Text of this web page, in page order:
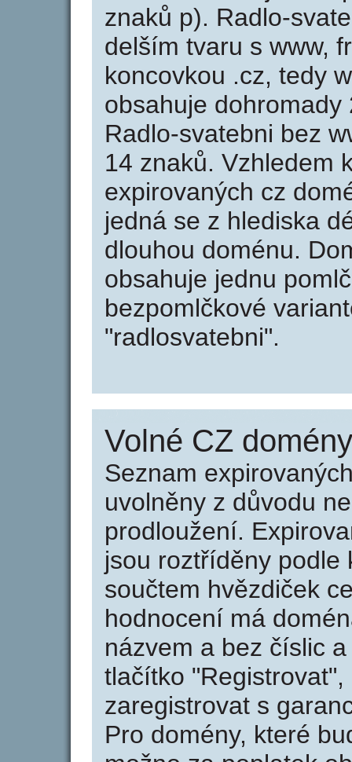
znaků p). Radlo-
delším tvaru s www,
koncovkou .cz, tedy
obsahuje
Radlo-svatebni bez
14 znaků. Vzhledem
expirovaných cz
jedná se z hlediska
dlouhou doménu.
obsahuje jednu
bezpomlčkové
"radlosvatebni".
Volné CZ
Seznam
uvolněny z důvodu
prodloužení.
jsou roztříděny podle
součtem hvězdiček
hodnocení má
názvem a bez číslic
tlačítko
zaregistrovat s
Pro domény, které